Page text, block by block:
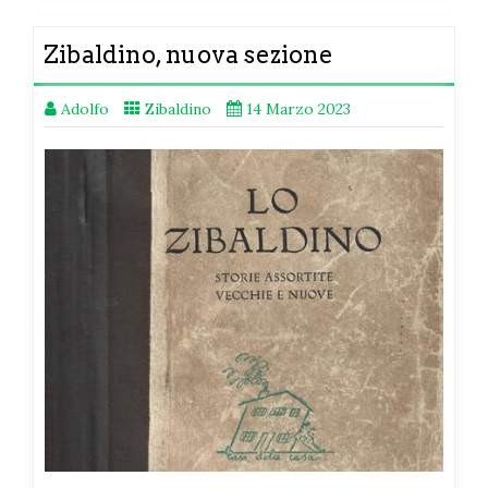
Zibaldino, nuova sezione
Adolfo Zibaldino 14 Marzo 2023